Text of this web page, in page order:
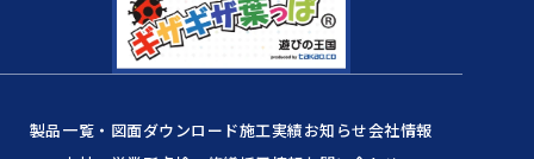
製品一覧・図面ダウンロード施工実績お知らせ会社情報